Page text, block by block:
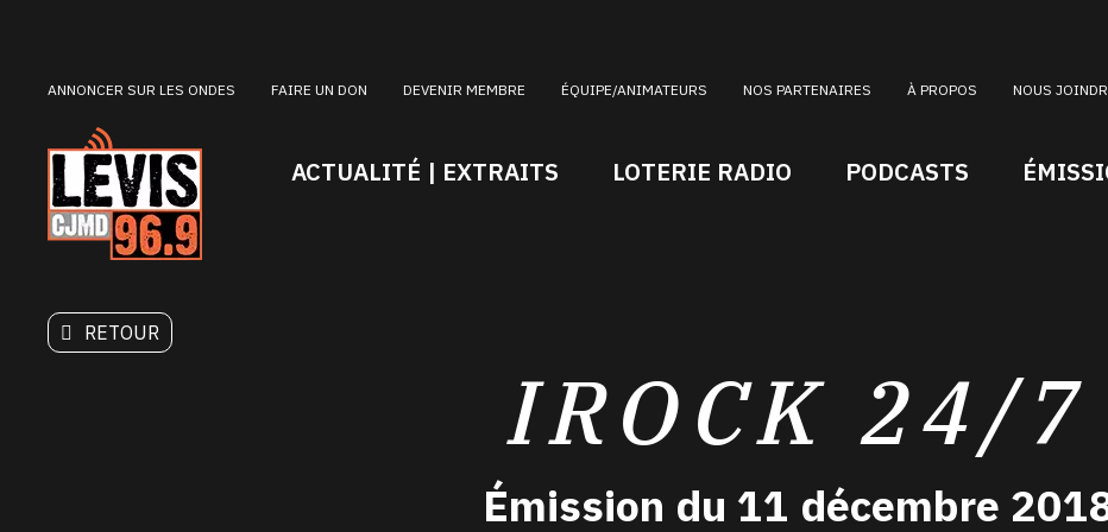
ANNONCER SUR LES ONDES FAIRE UN DON DEVENIR MEMBRE ÉQUIPE/ANIMATEURS NOS PARTENAIRES À PROPOS NOUS
ACTUALITÉ | EXTRAITS LOTERIE RADIO PODCASTS
RETOUR
IROCK 24/7
Émission du 11 décembre